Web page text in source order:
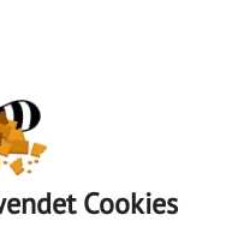
Cookies